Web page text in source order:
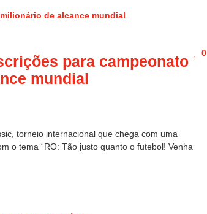
0
para campeonato
mundial
torneio internacional que chega com uma
o tema “RO: Tão justo quanto o futebol! Venha